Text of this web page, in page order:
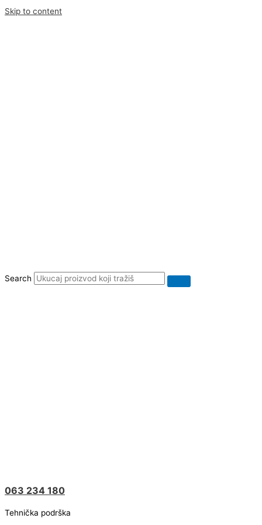
Skip to content
Search
063 234 180
Tehnička podrška